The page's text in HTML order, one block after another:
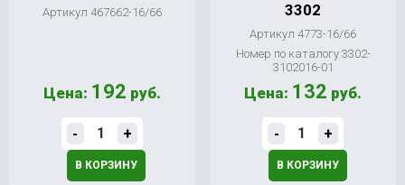
Артикул 467662-16/66
Цена: 192 руб.
- +
В КОРЗИНУ
3302
Артикул 4773-16/66
Номер по каталогу 3302-
3102016-01
Цена: 132 руб.
- +
В КОРЗИНУ